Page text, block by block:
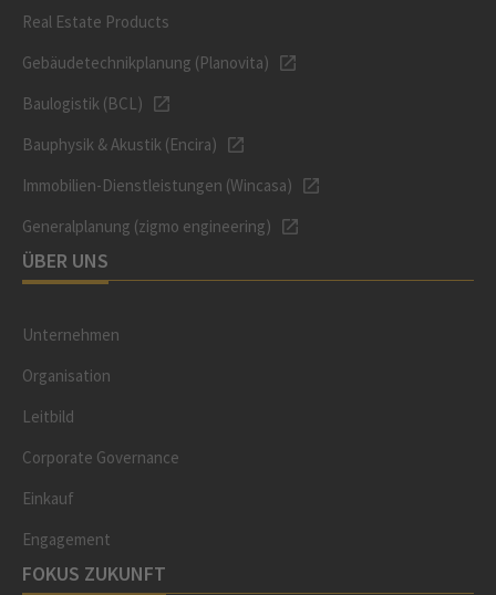
Real Estate Products
Gebäudetechnikplanung (Planovita)
Baulogistik (BCL)
Bauphysik & Akustik (Encira)
Immobilien-Dienstleistungen (Wincasa)
Generalplanung (zigmo engineering)
ÜBER UNS
Unternehmen
Organisation
Leitbild
Corporate Governance
Einkauf
Engagement
FOKUS ZUKUNFT